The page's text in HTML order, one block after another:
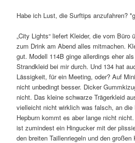
Habe ich Lust, die Surftips anzufahren?
„City Lights“ liefert Kleider, die vom Büro
zum Drink am Abend alles mitmachen.
gut. Modell 114B ginge allerdings eher
Strandkleid bei mir durch. Und 134 hat
Lässigkeit, für ein Meeting, oder? Auf
nicht unbedingt besser. Dicker
nicht. Das kleine schwarze Trägerkleid
vielleicht nicht wirklich was falsch, an die
Hepburn kommt es aber lange nicht
ist zumindest ein Hingucker mit der
den breiten Taillenriegeln und den